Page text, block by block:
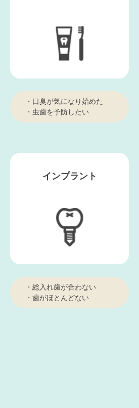
・口臭が気になり始めた
・虫歯を予防したい
インプラント
・総入れ歯が合わない
・歯がほとんどない